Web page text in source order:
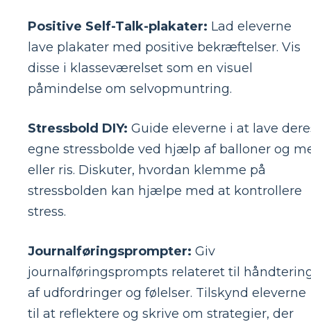
Positive Self-Talk-plakater: Lad eleverne
lave plakater med positive bekræftelser. Vis
disse i klasseværelset som en visuel
påmindelse om selvopmuntring.
Stressbold DIY: Guide eleverne i at lave
egne stressbolde ved hjælp af balloner og
eller ris. Diskuter, hvordan klemme på
stressbolden kan hjælpe med at kontrollere
stress.
Journalføringsprompter: Giv
journalføringsprompts relateret til
af udfordringer og følelser. Tilskynd eleverne
til at reflektere og skrive om strategier, der